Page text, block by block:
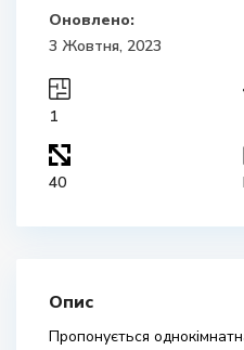
Оновлено:
3 Жовтня, 2023
1
40
Опис
Пропонується